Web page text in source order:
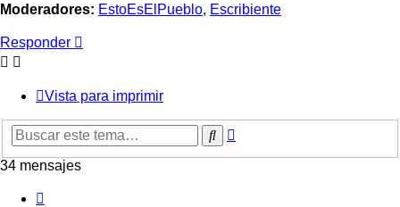
Moderadores: EstoEsElPueblo, Escribiente
Responder
Vista para imprimir
Buscar
34 mensajes